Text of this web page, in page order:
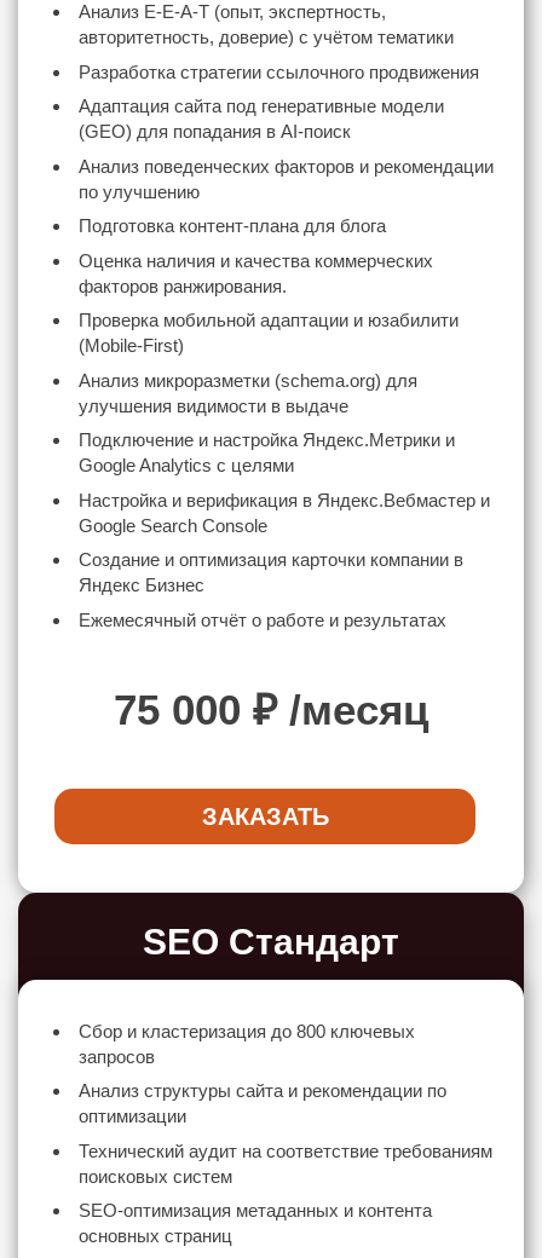
Анализ E-E-A-T (опыт, экспертность,
авторитетность, доверие) с учётом тематики
Разработка стратегии ссылочного продвижения
Адаптация сайта под генеративные модели
(GEO) для попадания в AI-поиск
Анализ поведенческих факторов и рекомендации
по улучшению
Подготовка контент-плана для блога
Оценка наличия и качества коммерческих
факторов ранжирования.
Проверка мобильной адаптации и юзабилити
(Mobile-First)
Анализ микроразметки (schema.org) для
улучшения видимости в выдаче
Подключение и настройка Яндекс.Метрики и
Google Analytics с целями
Настройка и верификация в Яндекс.Вебмастер и
Google Search Console
Создание и оптимизация карточки компании в
Яндекс Бизнес
Ежемесячный отчёт о работе и результатах
75 000 ₽ /месяц
ЗАКАЗАТЬ
SEO Стандарт
Сбор и кластеризация до 800 ключевых
запросов
Анализ структуры сайта и рекомендации по
оптимизации
Технический аудит на соответствие требованиям
поисковых систем
SEO-оптимизация метаданных и контента
основных страниц